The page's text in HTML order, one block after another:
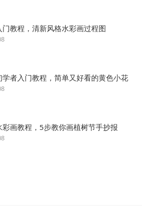
门教程，清新风格水彩画过程图
学者入门教程，简单又好看的黄色小花
彩画教程，5步教你画植树节手抄报